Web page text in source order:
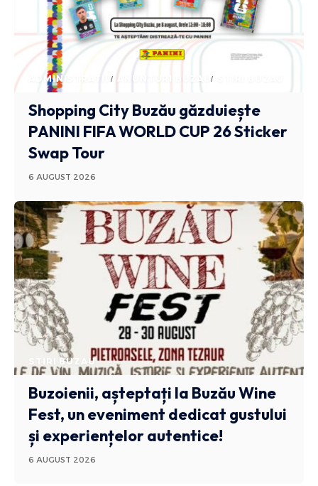
ADMINISTRATIV ANUNTURI BUZAU
Shopping City Buzău găzduiește
PANINI FIFA WORLD CUP 26 Sticker
Swap Tour
6 AUGUST 2026
STIRI BUZAU
Buzoienii, așteptați la Buzău Wine
Fest, un eveniment dedicat gustului
și experiențelor autentice!
6 AUGUST 2026